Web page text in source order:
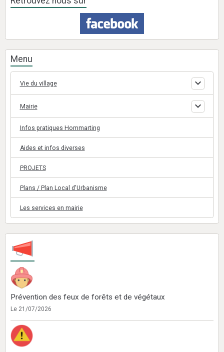
Menu
Vie du village
Mairie
Infos pratiques Hommarting
Aides et infos diverses
PROJETS
Plans / Plan Local d'Urbanisme
Les services en mairie
Prévention des feux de forêts et de végétaux
Le 21/07/2026